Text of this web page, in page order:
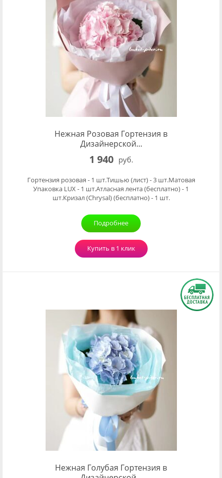
Нежная Розовая Гортензия в
Дизайнерской...
1 940 руб.
Гортензия розовая - 1 шт.Тишью (лист) - 3 шт.Матовая
Упаковка LUX - 1 шт.Атласная лента (бесплатно) - 1
шт.Кризал (Chrysal) (бесплатно) - 1 шт.
Подробнее
Купить в 1 клик
Нежная Голубая Гортензия в